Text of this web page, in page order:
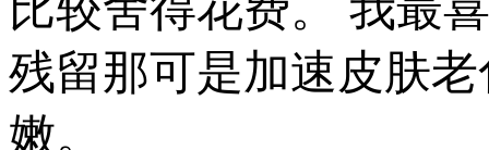
残留那可是加速皮肤
嫩。